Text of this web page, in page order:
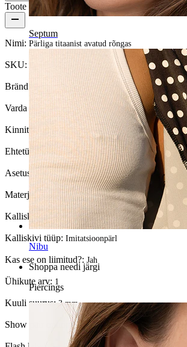
Septum
Nibu
Shoppa needi järgi
Piercings
Toote üksikasjad
Nimi: Pärliga titaanist avatud rõngas
SKU:
Bränd: Bodymod Trend
Varda paksus: 1 mm
Kinnitustüüp:
Ehtetüüp: Rõngas, Avatud rõngas, Huggy
Asetus: Kõrvanibu
Materjal:
Kalliskivi värvus: Valge pärl
Kalliskivi tüüp: Imitatsioonpärl
Kas ese on liimitud?: Jah
Ühikute arv: 1
Kuuli suurus:3 mm
Show pair option:Jah